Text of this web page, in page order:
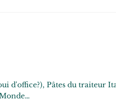
d'office?), Pâtes du traiteur